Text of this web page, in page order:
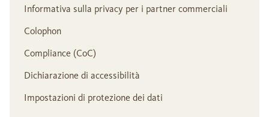
Informativa sulla privacy per i partner commerciali
Colophon
Compliance (CoC)
Dichiarazione di accessibilità
Impostazioni di protezione dei dati